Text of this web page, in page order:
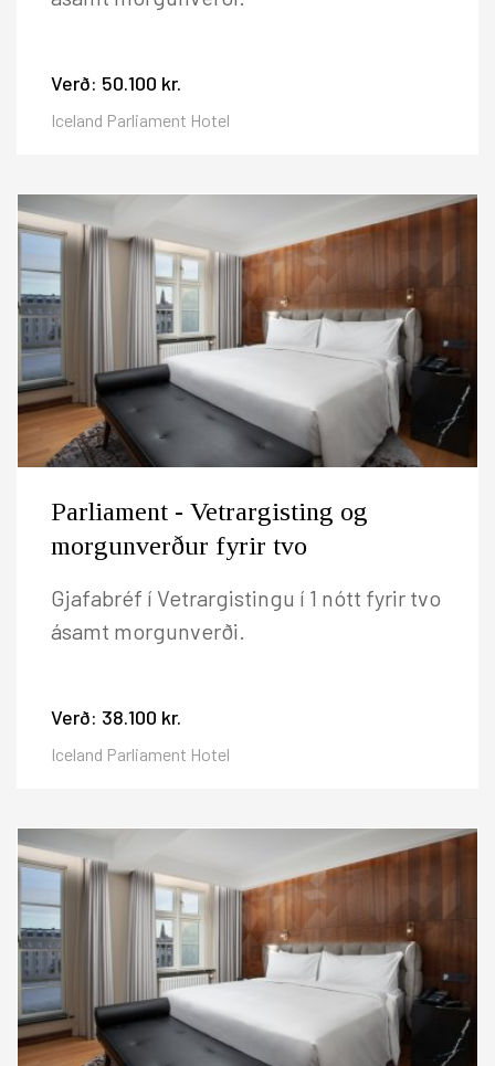
Verð: 50.100 kr.
Iceland Parliament Hotel
Parliament - Vetrargisting og
morgunverður fyrir tvo
Gjafabréf í Vetrargistingu í 1 nótt fyrir tvo
ásamt morgunverði.
Verð: 38.100 kr.
Iceland Parliament Hotel